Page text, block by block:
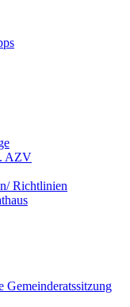
AZV
Richtlinien
Gemeinderatssitzung